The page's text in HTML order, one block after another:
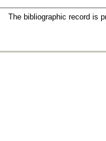
The bibliographic record is